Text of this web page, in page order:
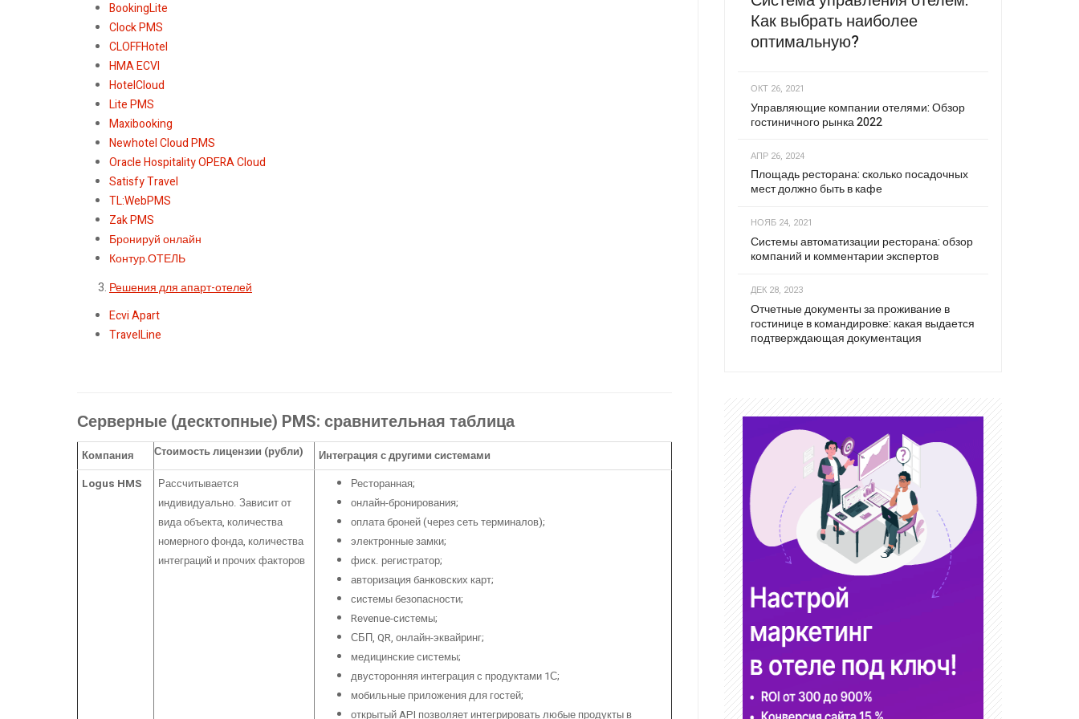
BookingLite
Clock PMS
CLOFFHotel
HMA ECVI
HotelCloud
Lite PMS
Maxibooking
Newhotel Cloud PMS
Oracle Hospitality OPERA Cloud
Satisfy Travel
TL:WebPMS
Zak PMS
Бронируй онлайн
Контур.ОТЕЛЬ
Решения для апарт-отелей
Ecvi Apart
TravelLine
Серверные (десктопные) PMS: сравнительная таблица
Компания Стоимость лицензии (рубли)
Интеграция с другими системами
Logus HMS
Рассчитывается
индивидуально. Зависит от
вида объекта, количества
номерного фонда, количества
интеграций и прочих факторов
Ресторанная;
онлайн-бронирования;
оплата броней (через сеть терминалов);
электронные замки;
фиск. регистратор;
авторизация банковских карт;
системы безопасности;
Rеvenue-системы;
СБП, QR, онлайн-эквайринг;
медицинские системы;
двусторонняя интеграция с продуктами 1С;
мобильные приложения для гостей;
открытый API позволяет интегрировать любые продукты в
Как выбрать наиболее
оптимальную?
ОКТ 26, 2021
Управляющие компании отелями: Обзор
гостиничного рынка 2022
АПР 26, 2024
Площадь ресторана: сколько посадочных
мест должно быть в кафе
НОЯБ 24, 2021
Системы автоматизации ресторана: обзор
компаний и комментарии экспертов
ДЕК 28, 2023
Отчетные документы за проживание в
гостинице в командировке: какая выдается
подтверждающая документация